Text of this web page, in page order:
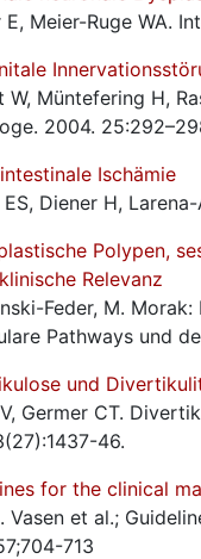
E, Meier-Ruge WA.
W, Müntefering H,
2004.
Ischämie
ES, Diener H,
Polypen,
Relevanz
Feder, M.
Pathways und
und
Germer CT.
46.
for the clinical
Vasen et al.;
713